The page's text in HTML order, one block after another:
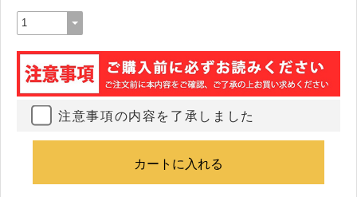
注意事項の内容を了承しました